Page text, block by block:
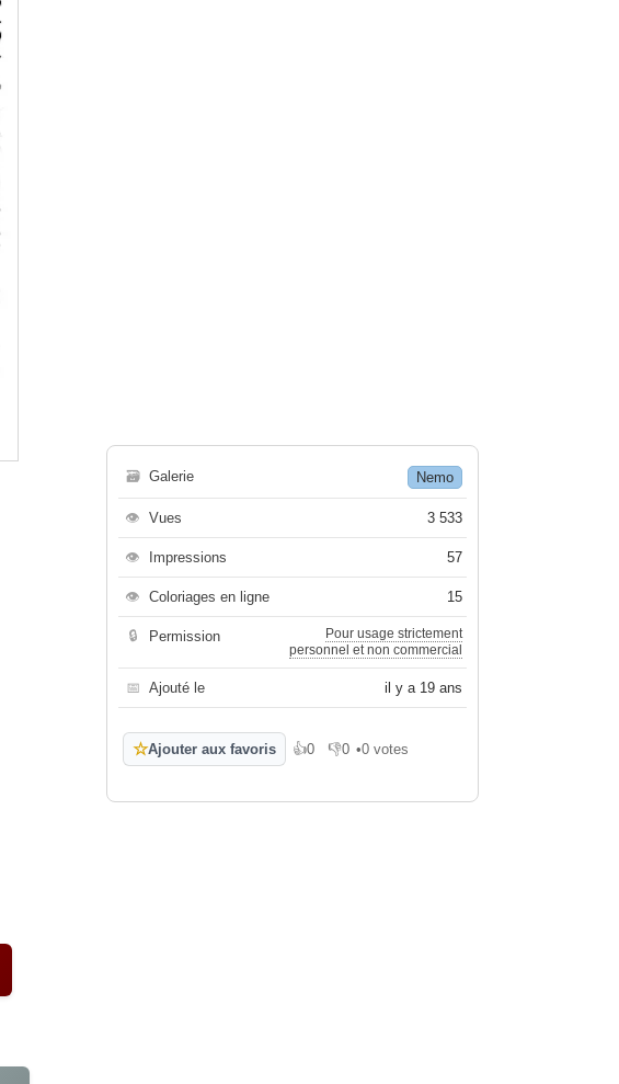
🗃 Galerie Nemo
👁 Vues 3 533
👁 Impressions 57
👁 Coloriages en ligne 15
🔒 Permission
Pour usage strictement
personnel et non commercial
📅 Ajouté le il y a 19 ans
☆Ajouter aux favoris 👍0
J'aime 👎0
Je n'aime pas
•0 votes